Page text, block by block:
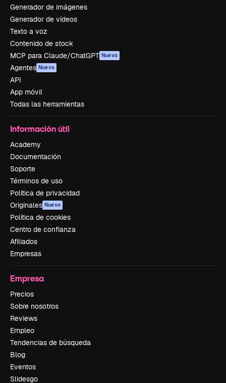
Generador de imágenes
Generador de vídeos
Texto a voz
Contenido de stock
MCP para Claude/ChatGPT Nuevo
Agentes Nuevo
API
App móvil
Todas las herramientas
Información útil
Academy
Documentación
Soporte
Términos de uso
Política de privacidad
Originales Nuevo
Política de cookies
Centro de confianza
Afiliados
Empresas
Empresa
Precios
Sobre nosotros
Reviews
Empleo
Tendencias de búsqueda
Blog
Eventos
Slidesgo